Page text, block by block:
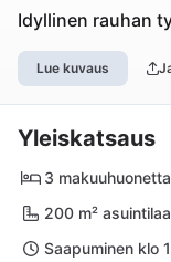
Idyllinen rauhan
Lue kuvaus
Yleiskatsaus
3 makuuhuonetta
200 m² asuintilaa
Saapuminen klo